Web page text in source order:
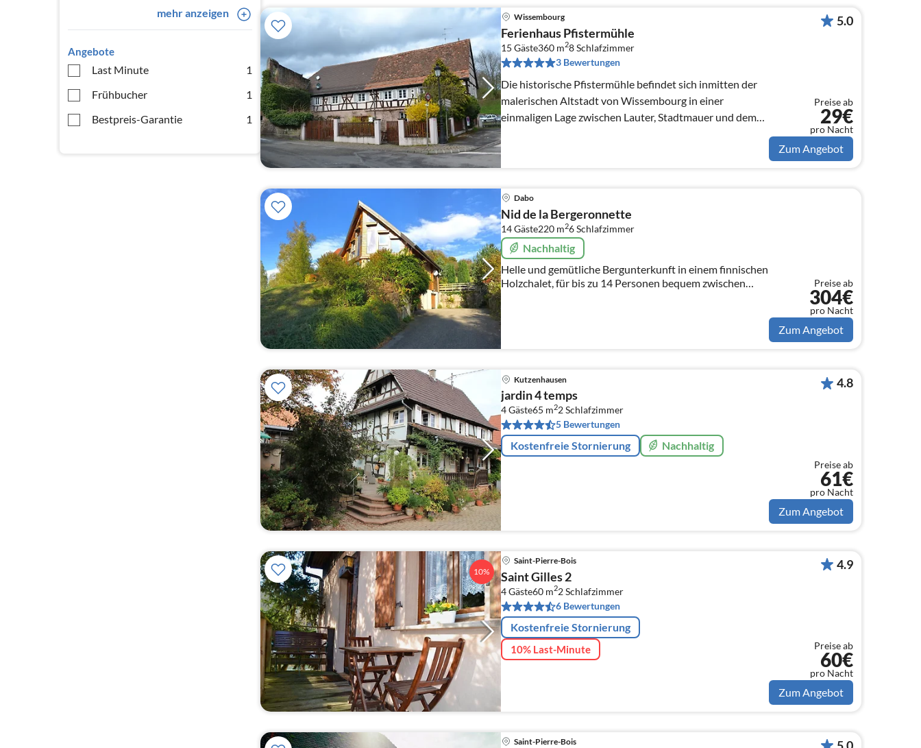
mehr anzeigen
Angebote
Last Minute
1
Frühbucher
1
Bestpreis-Garantie
1
Wissembourg
Ferienhaus Pfistermühle
15 Gäste360 m28Schlafzimmer
3 Bewertungen
Die historische Pfistermühle befindet sich inmitten der
malerischen Altstadt von Wissembourg in einer
einmaligen Lage zwischen Lauter, Stadtmauer und dem
St. Peter und Paul Abtei.
5.0
Preise ab
29€
pro Nacht
Zum Angebot
Dabo
Nid de la Bergeronnette
14 Gäste220 m26Schlafzimmer
Nachhaltig
Helle und gemütliche Bergunterkunft in einem finnischen
Holzchalet, für bis zu 14 Personen bequem zwischen
Elsass und Mosel, Nordvogesen, in der Provinz
Phalsbourg, Dabo
Preise ab
304€
pro Nacht
Zum Angebot
Kutzenhausen
jardin 4 temps
4 Gäste65 m22Schlafzimmer
5 Bewertungen
Kostenfreie Stornierung Nachhaltig
4.8
Preise ab
61€
pro Nacht
Zum Angebot
10%
Saint-Pierre-Bois
Saint Gilles 2
4 Gäste60 m22Schlafzimmer
6 Bewertungen
Kostenfreie Stornierung
10% Last-Minute
4.9
Preise ab
60€
pro Nacht
Zum Angebot
Saint-Pierre-Bois